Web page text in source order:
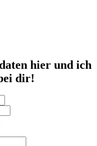
hier und ich
dir!